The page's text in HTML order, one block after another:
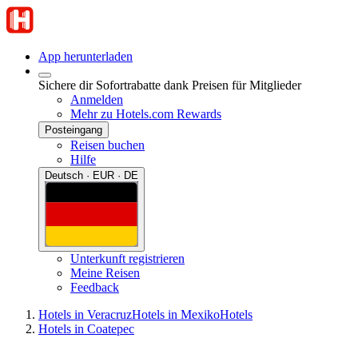
App herunterladen
Sichere dir Sofortrabatte dank Preisen für Mitglieder
Anmelden
Mehr zu Hotels.com Rewards
Posteingang
Reisen buchen
Hilfe
Deutsch · EUR · DE
Unterkunft registrieren
Meine Reisen
Feedback
Hotels in VeracruzHotels in MexikoHotels
Hotels in Coatepec